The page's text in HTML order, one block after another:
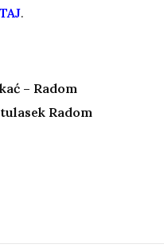
.
– Radom
Radom